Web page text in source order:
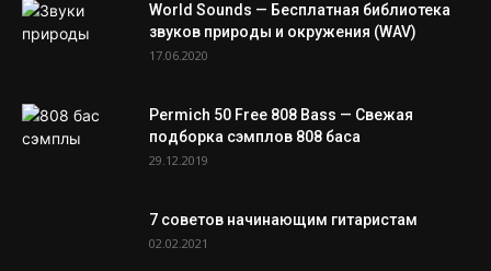
World Sounds — Бесплатная библиотека
звуков природы и окружения (WAV)
17.06.2020
Permich 50 Free 808 Bass — Свежая
подборка сэмплов 808 баса
29.12.2019
7 советов начинающим гитаристам
02.02.2021